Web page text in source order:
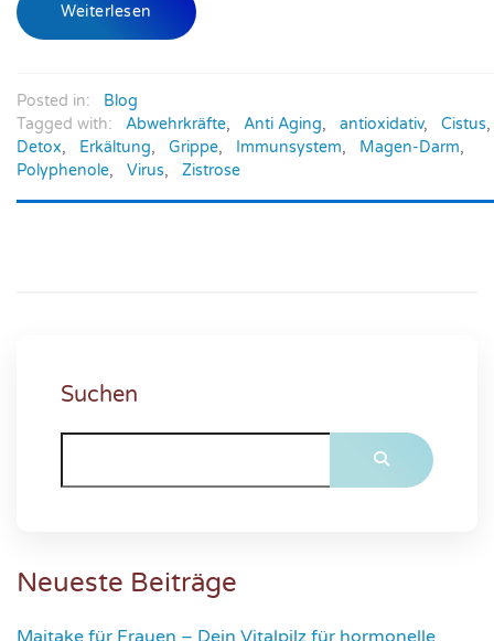
Weiterlesen
Posted in:
Blog
Tagged with:
Abwehrkräfte, Anti Aging, antioxidativ, Cistus,
Detox, Erkältung, Grippe, Immunsystem, Magen-Darm,
Polyphenole, Virus, Zistrose
Suchen
Neueste Beiträge
Maitake für Frauen – Dein Vitalpilz für hormonelle